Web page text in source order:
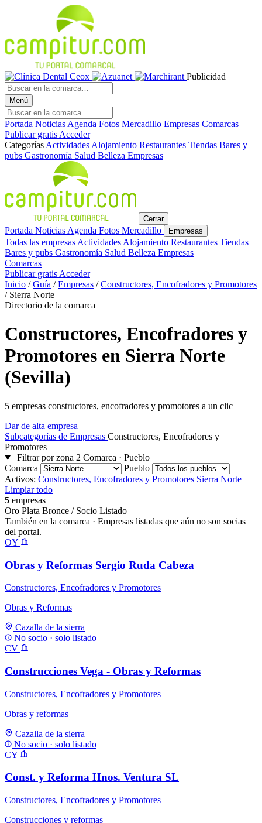
Publicidad
Menú
Portada Noticias Agenda Fotos Mercadillo Empresas Comarcas
Publicar gratis Acceder
Categorías Actividades Alojamiento Restaurantes Tiendas Bares y
pubs Gastronomía Salud Belleza Empresas
Cerrar
Portada Noticias Agenda Fotos Mercadillo Empresas
Todas las empresas Actividades Alojamiento Restaurantes Tiendas
Bares y pubs Gastronomía Salud Belleza Empresas
Comarcas
Publicar gratis Acceder
Inicio / Guía / Empresas / Constructores, Encofradores y Promotores
/ Sierra Norte
Directorio de la comarca
Constructores, Encofradores y
Promotores en Sierra Norte
(Sevilla)
5 empresas constructores, encofradores y promotores a un clic
Dar de alta empresa
Subcategorías de Empresas Constructores, Encofradores y
Promotores
Filtrar por zona 2 Comarca · Pueblo
Comarca
Pueblo
Activos: Constructores, Encofradores y Promotores Sierra Norte
Limpiar todo
5 empresas
Oro Plata Bronce / Socio Listado
También en la comarca · Empresas listadas que aún no son socias
del portal.
OY
Obras y Reformas Sergio Ruda Cabeza
Constructores, Encofradores y Promotores
Obras y Reformas
Cazalla de la sierra
No socio · solo listado
CV
Construcciones Vega - Obras y Reformas
Constructores, Encofradores y Promotores
Obras y reformas
Cazalla de la sierra
No socio · solo listado
CY
Const. y Reforma Hnos. Ventura SL
Constructores, Encofradores y Promotores
Construcciones y reformas